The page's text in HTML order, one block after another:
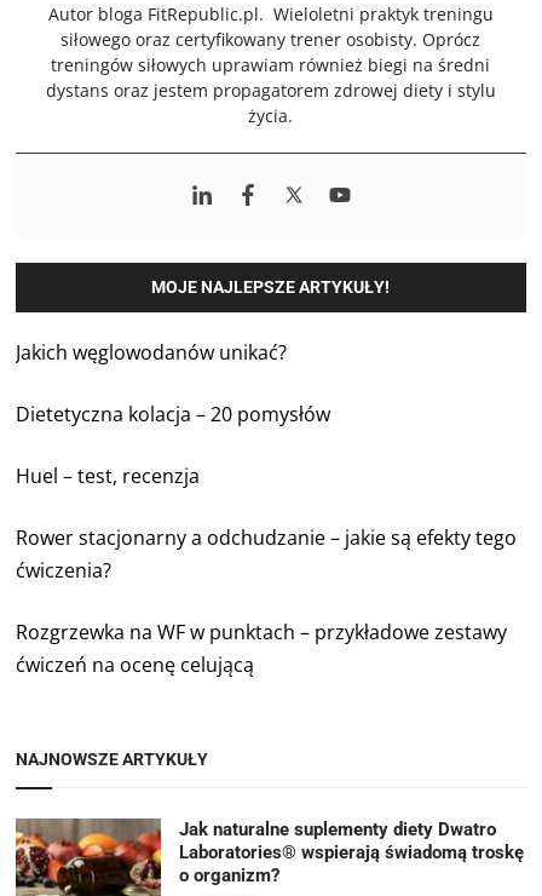
Autor bloga FitRepublic.pl. Wieloletni praktyk treningu
siłowego oraz certyfikowany trener osobisty. Oprócz
treningów siłowych uprawiam również biegi na średni
dystans oraz jestem propagatorem zdrowej diety i stylu
życia.
MOJE NAJLEPSZE ARTYKUŁY!
Jakich węglowodanów unikać?
Dietetyczna kolacja – 20 pomysłów
Huel – test, recenzja
Rower stacjonarny a odchudzanie – jakie są efekty tego
ćwiczenia?
Rozgrzewka na WF w punktach – przykładowe zestawy
ćwiczeń na ocenę celującą
NAJNOWSZE ARTYKUŁY
Jak naturalne suplementy diety Dwatro
Laboratories® wspierają świadomą troskę
o organizm?